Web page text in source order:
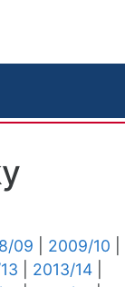
09 2009/10
2013/14